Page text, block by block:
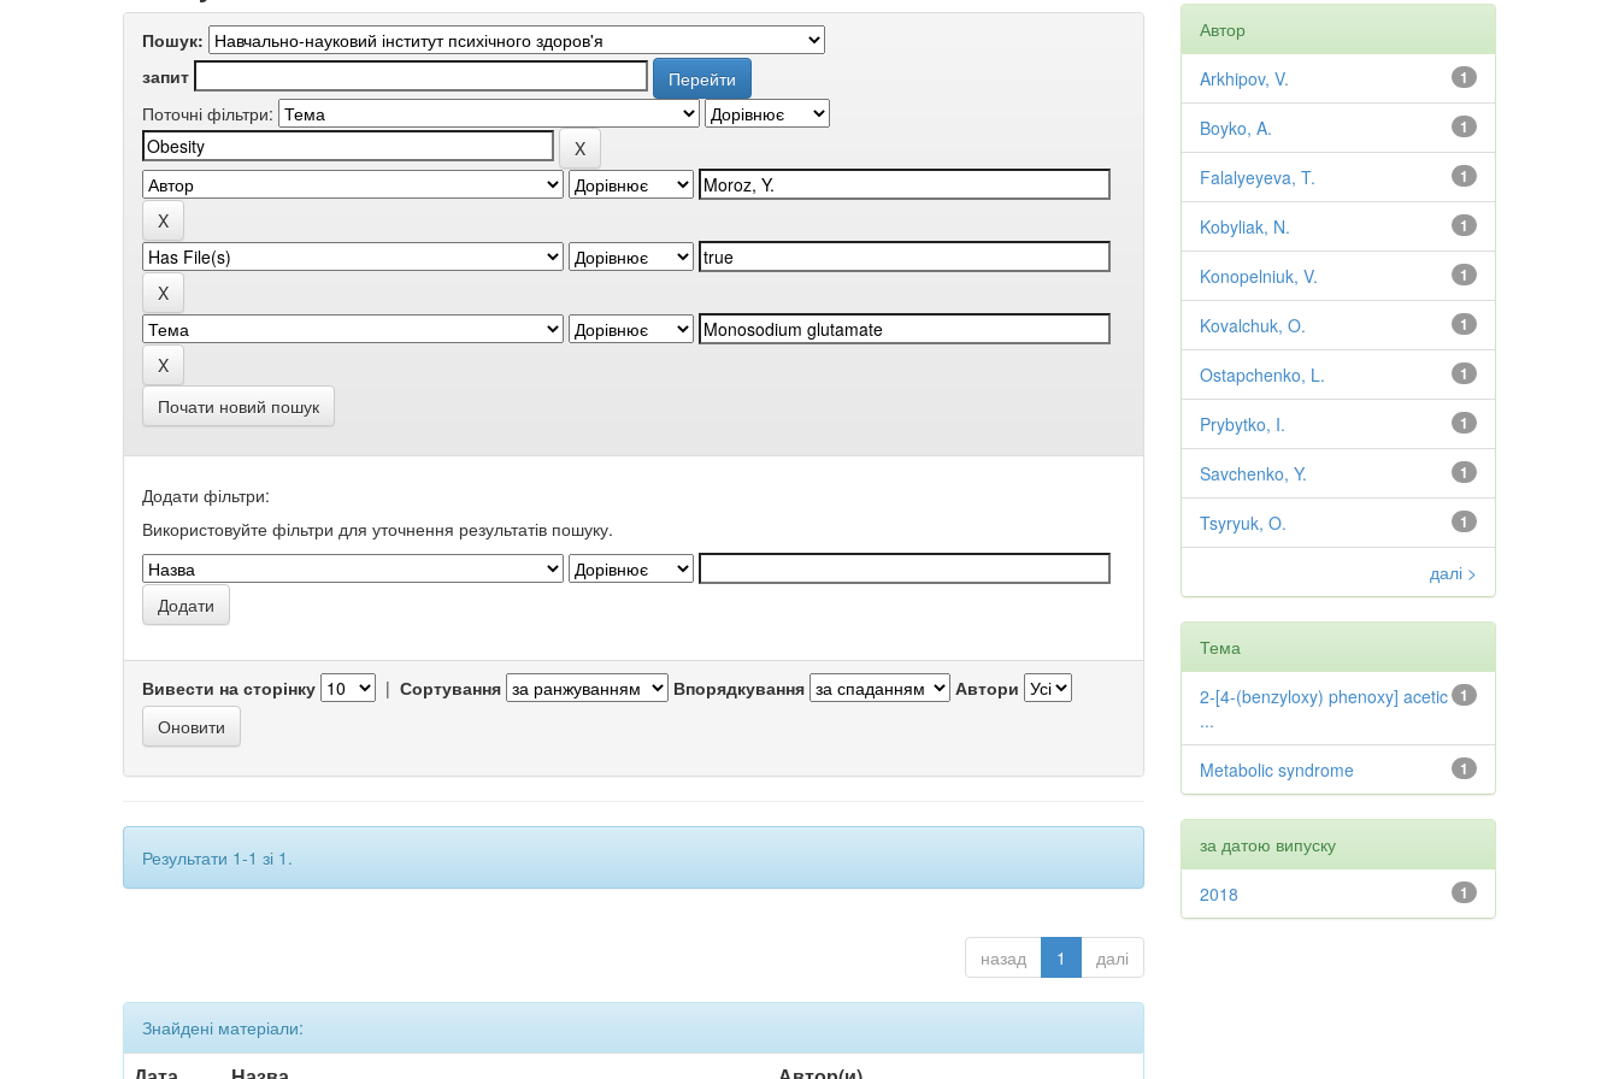
Пошук:
запит
Поточні фільтри:
Почати новий пошук
Додати фільтри:
Використовуйте фільтри для уточнення результатів пошуку.
Вивести на сторінку | Сортування Впорядкування Автори
Результати 1-1 зі 1.
назад 1 далі
Знайдені матеріали:
Автор
1
Arkhipov, V.
1
Boyko, A.
1
Falalyeyeva, T.
1
Kobyliak, N.
1
Konopelniuk, V.
1
Kovalchuk, O.
1
Ostapchenko, L.
1
Prybytko, I.
1
Savchenko, Y.
1
Tsyryuk, O.
далі >
Тема
1
2-[4-(benzyloxy) phenoxy] acetic
...
1
Metabolic syndrome
за датою випуску
1
2018